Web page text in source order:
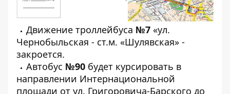
Движение троллейбуса №7 «ул.
Чернобыльская - ст.м. «Шулявская» -
закроется.
Автобус №90 будет курсировать в
направлении Интернациональной
площади от ул. Григоровича-Барского до